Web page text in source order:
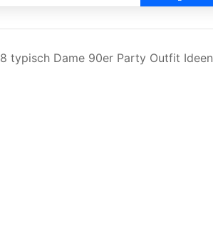
nach
8 typisch Dame 90er Party Outfit Ideen